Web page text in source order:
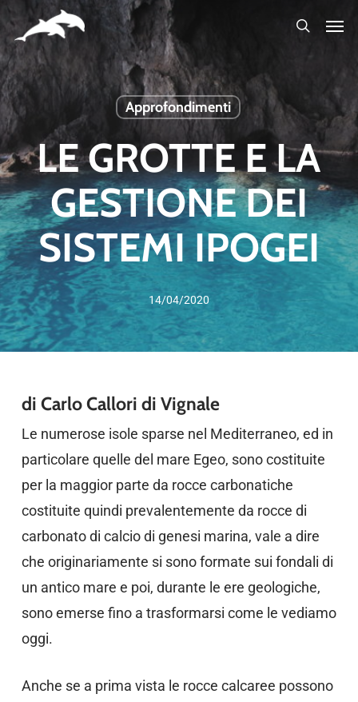
Skip
to
main
content
Approfondimenti
LE GROTTE E LA
GESTIONE DEI
SISTEMI IPOGEI
14/04/2020
di Carlo Callori di Vignale
Le numerose isole sparse nel Mediterraneo, ed in
particolare quelle del mare Egeo, sono costituite
per la maggior parte da rocce carbonatiche
costituite quindi prevalentemente da rocce di
carbonato di calcio di genesi marina, vale a dire
che originariamente si sono formate sui fondali di
un antico mare e poi, durante le ere geologiche,
sono emerse fino a trasformarsi come le vediamo
oggi.
Anche se a prima vista le rocce calcaree possono